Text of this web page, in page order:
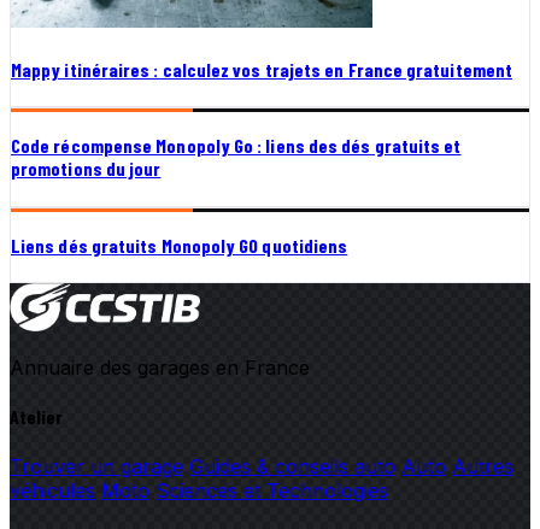
Mappy itinéraires : calculez vos trajets en France gratuitement
Code récompense Monopoly Go : liens des dés gratuits et
promotions du jour
Liens dés gratuits Monopoly GO quotidiens
Annuaire des garages en France
Atelier
Trouver un garage Guides & conseils auto Auto Autres
véhicules Moto Sciences et Technologies